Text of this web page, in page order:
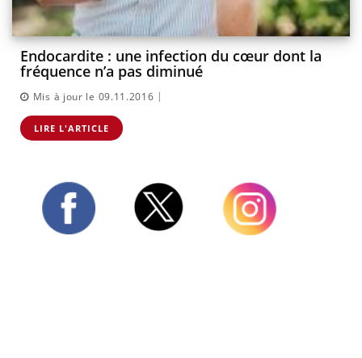
Endocardite : une infection du cœur dont la
fréquence n’a pas diminué
Mis à jour le 09.11.2016 |
LIRE L'ARTICLE